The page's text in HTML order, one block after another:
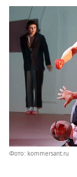
Фото: kommersant.ru